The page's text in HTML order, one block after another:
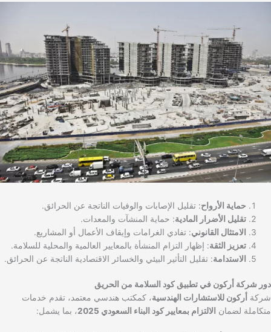
حماية الأرواح: تقليل الإصابات والوفيات الناتجة عن الحرائق.
تقليل الأضرار المادية: حماية المنشآت والمعدات.
الامتثال القانوني: تفادي الغرامات وإيقاف الأعمال أو المشاريع.
تعزيز الثقة: إظهار التزام المنشأة بالمعايير العالمية والمحلية للسلامة.
الاستدامة: تقليل التأثير البيئي والخسائر الاقتصادية الناتجة عن الحرائق.
دور شركة أركون في تطبيق كود السلامة من الحريق
شركة أركون للاستشارات الهندسية، كمكتب هندسي معتمد، تقدم خدمات
متكاملة لضمان
الالتزام بمعايير كود البناء السعودي 2025 ، بما يشمل: